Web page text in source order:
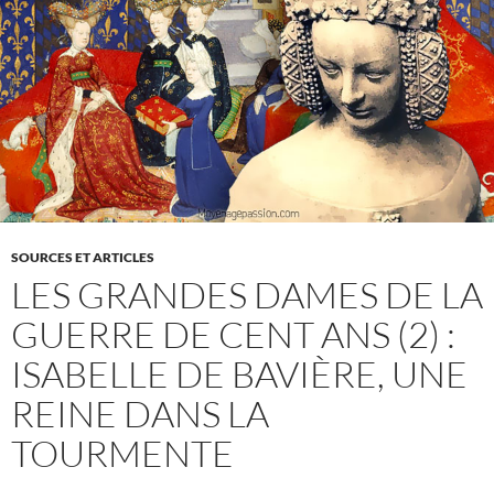
SOURCES ET ARTICLES
LES GRANDES DAMES DE LA
GUERRE DE CENT ANS (2) :
ISABELLE DE BAVIÈRE, UNE
REINE DANS LA
TOURMENTE